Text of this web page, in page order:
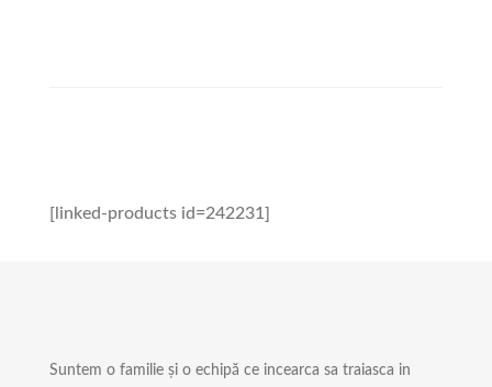
[linked-products id=242231]
Suntem o familie și o echipă ce incearca sa traiasca in